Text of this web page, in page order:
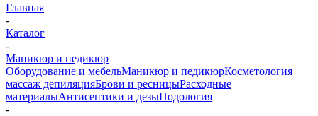
Главная
-
Каталог
-
Маникюр и педикюр
Оборудование и мебельМаникюр и педикюрКосметология
массаж депиляцияБрови и ресницыРасходные
материалыАнтисептики и дезыПодология
-